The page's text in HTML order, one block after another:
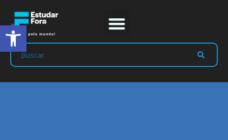
Abrir a barra de ferramentas